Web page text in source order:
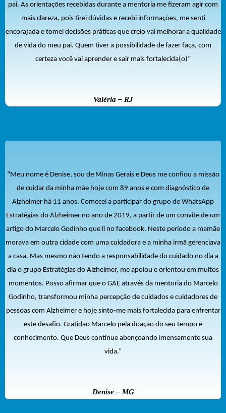
pai. As orientações recebidas durante a mentoria me fizeram agir com
mais clareza, pois tirei dúvidas e recebi informações, me senti
encorajada e tomei decisões práticas que creio vai melhorar a qualidade
de vida do meu pai. Quem tiver a possibilidade de fazer faça, com
certeza você vai aprender e sair mais fortalecida(o)”
Valéria – RJ
“Meu nome é Denise, sou de Minas Gerais e Deus me confiou a missão
de cuidar da minha mãe hoje com 89 anos e com diagnóstico de
Alzheimer há 11 anos. Comecei a participar do grupo de WhatsApp
Estratégias do Alzheimer no ano de 2019, a partir de um convite de um
artigo do Marcelo Godinho que li no facebook. Neste período a mamãe
morava em outra cidade com uma cuidadora e a minha irmã gerenciava
a casa. Mas mesmo não tendo a responsabilidade do cuidado no dia a
dia o grupo Estratégias do Alzheimer, me apoiou e orientou em muitos
momentos. Posso afirmar que o GAE através da mentoria do Marcelo
Godinho, transformou minha percepção de cuidados e cuidadores de
pessoas com Alzheimer e hoje sinto-me mais fortalecida para enfrentar
este desafio. Gratidão Marcelo pela doação do seu tempo e
conhecimento. Que Deus continue abençoando imensamente sua
vida.”
Denise – MG